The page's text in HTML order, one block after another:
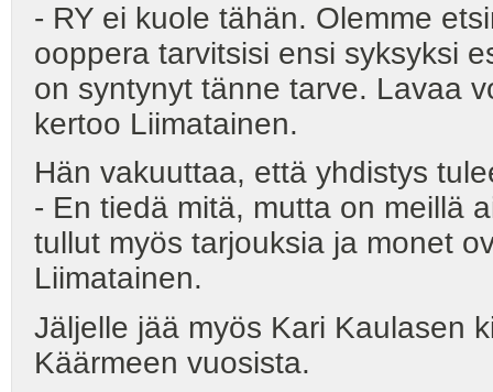
- RY ei kuole tähän. Olemme
ooppera tarvitsisi ensi syksyksi
on syntynyt tänne tarve. Lavaa
kertoo Liimatainen.
Hän vakuuttaa, että yhdistys
- En tiedä mitä, mutta on meillä
tullut myös tarjouksia ja monet
Liimatainen.
Jäljelle jää myös Kari Kaulasen
Käärmeen vuosista.